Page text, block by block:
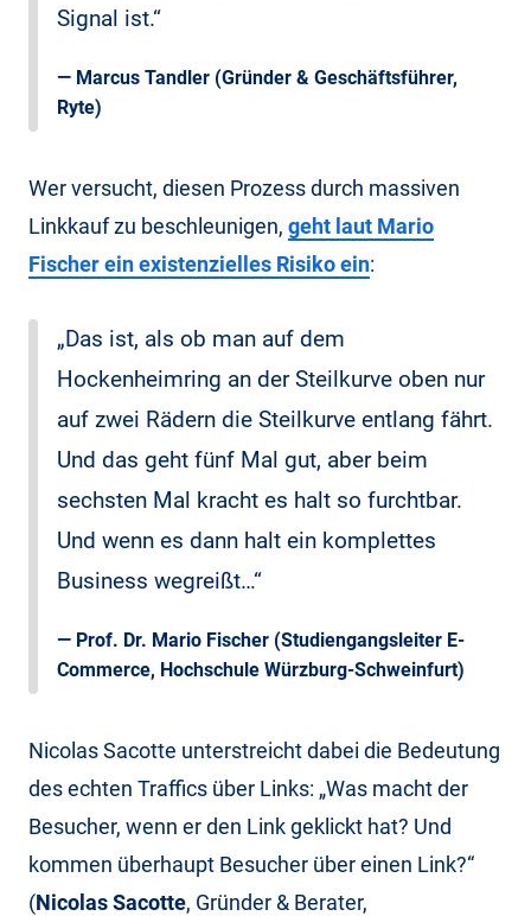
Signal ist.“
— Marcus Tandler (Gründer & Geschäftsführer,
Ryte)
Wer versucht, diesen Prozess durch massiven
Linkkauf zu beschleunigen, geht laut Mario
Fischer ein existenzielles Risiko ein:
„Das ist, als ob man auf dem
Hockenheimring an der Steilkurve oben nur
auf zwei Rädern die Steilkurve entlang fährt.
Und das geht fünf Mal gut, aber beim
sechsten Mal kracht es halt so furchtbar.
Und wenn es dann halt ein komplettes
Business wegreißt…“
— Prof. Dr. Mario Fischer (Studiengangsleiter E-
Commerce, Hochschule Würzburg-Schweinfurt)
Nicolas Sacotte unterstreicht dabei die Bedeutung
des echten Traffics über Links: „Was macht der
Besucher, wenn er den Link geklickt hat? Und
kommen überhaupt Besucher über einen Link?“
(Nicolas Sacotte, Gründer & Berater,